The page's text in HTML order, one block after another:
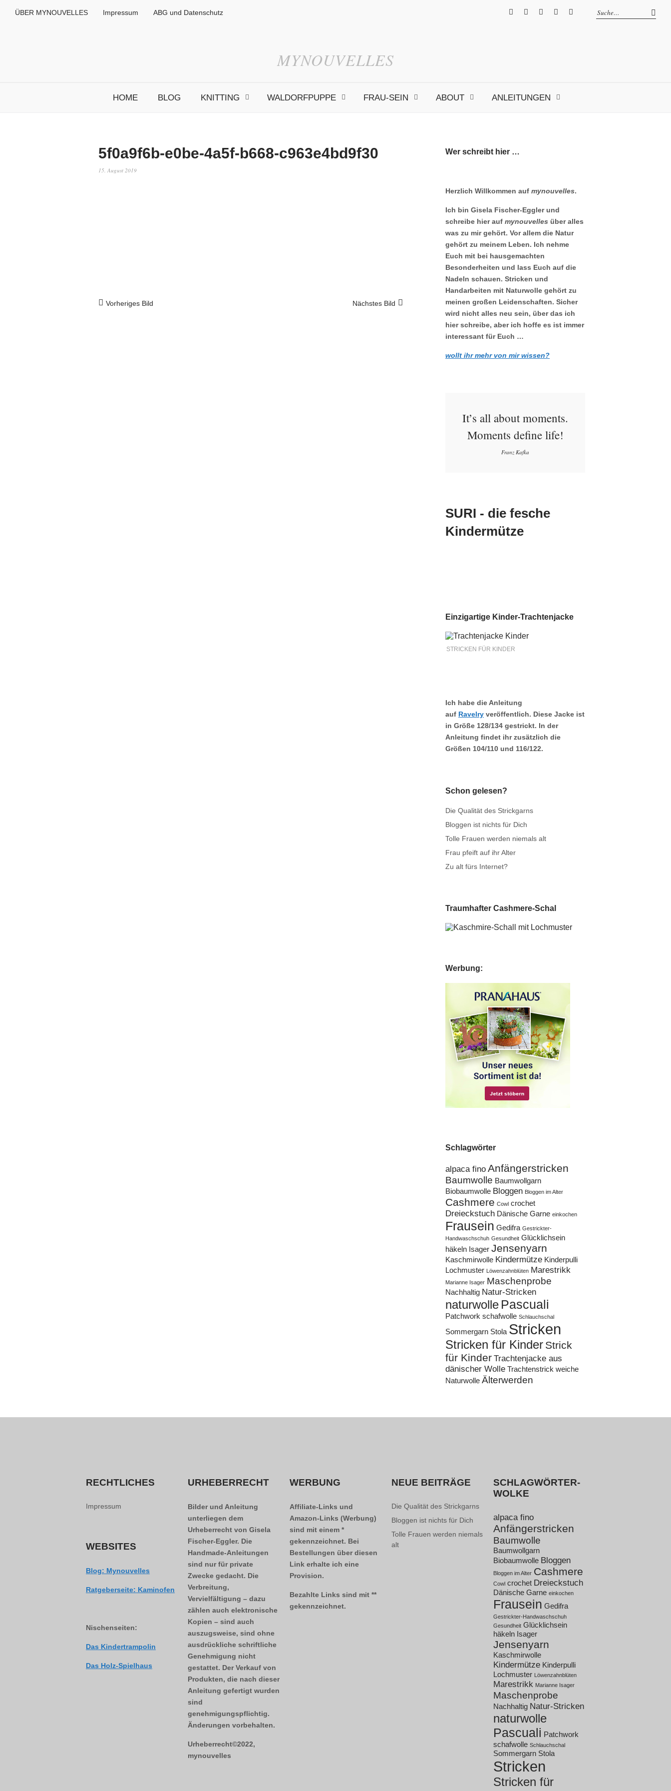
ÜBER MYNOUVELLES Impressum
ABG und Datenschutz
MYNOUVELLES
HOME BLOG KNITTING WALDORFPUPPE FRAU-SEIN ABOUT ANLEITUNGEN
5f0a9f6b-e0be-4a5f-b668-c963e4bd9f30
15. August 2019
Nächstes Bild
Vorheriges Bild
Wer schreibt hier …
Herzlich Willkommen auf mynouvelles.
Ich bin Gisela Fischer-Eggler und
schreibe hier auf mynouvelles über alles
was zu mir gehört. Vor allem die Natur
gehört zu meinem Leben. Ich nehme
Euch mit bei hausgemachten
Besonderheiten und lass Euch auf die
Nadeln schauen. Stricken und
Handarbeiten mit Naturwolle gehört zu
meinen großen Leidenschaften. Sicher
wird nicht alles neu sein, über das ich
hier schreibe, aber ich hoffe es ist immer
interessant für Euch …
wollt ihr mehr von mir wissen?
It’s all about moments.
Moments define life!
Franz Kafka
SURI - die fesche
Kindermütze
Einzigartige Kinder-Trachtenjacke
STRICKEN FÜR KINDER
Ich habe die Anleitung
auf Ravelry veröffentlich. Diese Jacke ist
in Größe 128/134 gestrickt. In der
Anleitung findet ihr zusätzlich die
Größen 104/110 und 116/122.
Schon gelesen?
Die Qualität des Strickgarns
Bloggen ist nichts für Dich
Tolle Frauen werden niemals alt
Frau pfeift auf ihr Alter
Zu alt fürs Internet?
Traumhafter Cashmere-Schal
Werbung:
Schlagwörter
alpaca fino Anfängerstricken
Baumwolle Baumwollgarn
Biobaumwolle Bloggen Bloggen im Alter
Cashmere Cowl crochet
Dreieckstuch Dänische Garne einkochen
Frausein Gedifra Gestrickter-
Handwaschschuh Gesundheit Glücklichsein
häkeln Isager Jensenyarn
Kaschmirwolle Kindermütze Kinderpulli
Lochmuster Löwenzahnblüten Marestrikk
Marianne Isager Maschenprobe
Nachhaltig Natur-Stricken
naturwolle Pascuali
Patchwork schafwolle Schlauchschal
Sommergarn Stola Stricken
Stricken für Kinder Strick
für Kinder Trachtenjacke aus
dänischer Wolle Trachtenstrick weiche
Naturwolle Älterwerden
RECHTLICHES
Impressum
WEBSITES
Blog: Mynouvelles
Ratgeberseite: Kaminofen
Nischenseiten:
Das Kindertrampolin
Das Holz-Spielhaus
URHEBERRECHT
Bilder und Anleitung
unterliegen dem
Urheberrecht von Gisela
Fischer-Eggler. Die
Handmade-Anleitungen
sind nur für private
Zwecke gedacht. Die
Verbreitung,
Vervielfältigung – dazu
zählen auch elektronische
Kopien – sind auch
auszugsweise, sind ohne
ausdrückliche schriftliche
Genehmigung nicht
gestattet. Der Verkauf von
Produkten, die nach dieser
Anleitung gefertigt wurden
sind
genehmigungspflichtig.
Änderungen vorbehalten.
Urheberrecht©2022,
mynouvelles
WERBUNG
Affiliate-Links und
Amazon-Links (Werbung)
sind mit einem *
gekennzeichnet. Bei
Bestellungen über diesen
Link erhalte ich eine
Provision.
Bezahlte Links sind mit **
gekennzeichnet.
NEUE BEITRÄGE
Die Qualität des Strickgarns
Bloggen ist nichts für Dich
Tolle Frauen werden niemals
alt
SCHLAGWÖRTER-
WOLKE
alpaca fino
Anfängerstricken
Baumwolle
Baumwollgarn
Biobaumwolle Bloggen
Bloggen im Alter Cashmere
Cowl crochet Dreieckstuch
Dänische Garne einkochen
Frausein Gedifra
Gestrickter-Handwaschschuh
Gesundheit Glücklichsein
häkeln Isager
Jensenyarn
Kaschmirwolle
Kindermütze Kinderpulli
Lochmuster Löwenzahnblüten
Marestrikk Marianne Isager
Maschenprobe
Nachhaltig Natur-Stricken
naturwolle
Pascuali Patchwork
schafwolle Schlauchschal
Sommergarn Stola
Stricken
Stricken für